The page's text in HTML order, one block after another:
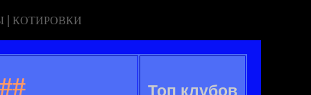
| КОТИРОВКИ
Топ клубов